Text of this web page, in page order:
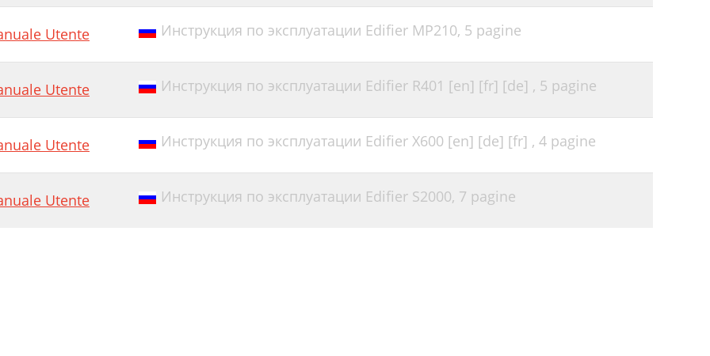
Utente Инструкция по эксплуатации Edifier MP210, 5 pagine
Utente Инструкция по эксплуатации Edifier R401 [en] [fr] [de] , 5 pagine
Utente Инструкция по эксплуатации Edifier X600 [en] [de] [fr] , 4 pagine
Utente Инструкция по эксплуатации Edifier S2000, 7 pagine